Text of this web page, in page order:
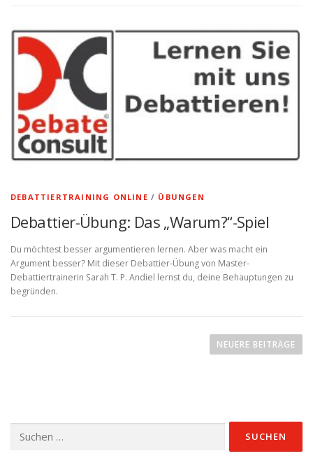
DEBATTIERTRAINING ONLINE / ÜBUNGEN
Debattier-Übung: Das „Warum?“-Spiel
Du möchtest besser argumentieren lernen. Aber was macht ein
Argument besser? Mit dieser Debattier-Übung von Master-
Debattiertrainerin Sarah T. P. Andiel lernst du, deine Behauptungen zu
begründen.
NEUERE BEITRÄGE
nach: